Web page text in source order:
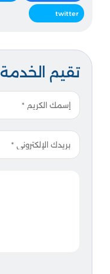
twitter
تقيم الخدمة